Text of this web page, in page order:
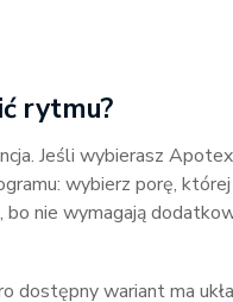
rytmu?
Jeśli wybierasz
wybierz porę,
nie wymagają
dostępny wariant ma